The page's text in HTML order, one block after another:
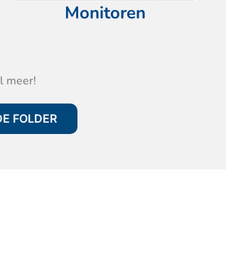
Monitoren
meer!
FOLDER